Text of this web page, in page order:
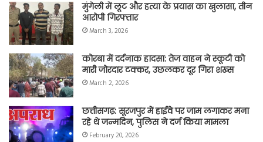
मुंगेली में लूट और हत्या के प्रयास का खुलासा, तीन
आरोपी गिरफ्तार
March 3, 2026
कोरबा में दर्दनाक हादसा: तेज वाहन ने स्कूटी को
मारी जोरदार टक्कर, उछलकर दूर गिरा शख्स
March 2, 2026
छत्तीसगढ़: सूरजपुर में हाईवे पर जाम लगाकर मना
रहे थे जन्मदिन, पुलिस ने दर्ज किया मामला
February 20, 2026